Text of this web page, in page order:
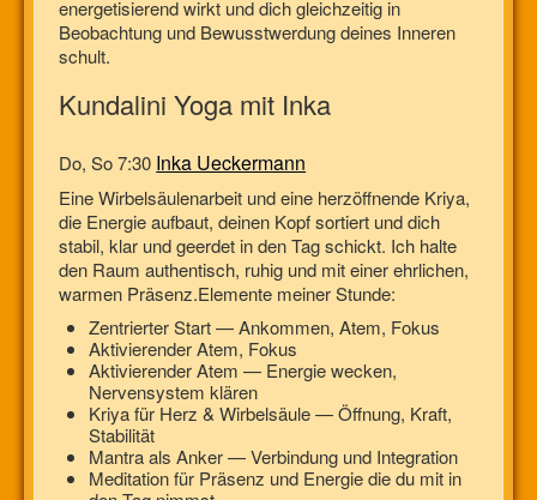
energetisierend wirkt und dich gleichzeitig in
Beobachtung und Bewusstwerdung deines Inneren
schult.
Kundalini Yoga mit Inka
Do, So 7:30 Inka Ueckermann
Eine Wirbelsäulenarbeit und eine herzöffnende Kriya,
die Energie aufbaut, deinen Kopf sortiert und dich
stabil, klar und geerdet in den Tag schickt. Ich halte
den Raum authentisch, ruhig und mit einer ehrlichen,
warmen Präsenz.Elemente meiner Stunde:
Zentrierter Start — Ankommen, Atem, Fokus
Aktivierender Atem, Fokus
Aktivierender Atem — Energie wecken,
Nervensystem klären
Kriya für Herz & Wirbelsäule — Öffnung, Kraft,
Stabilität
Mantra als Anker — Verbindung und Integration
Meditation für Präsenz und Energie die du mit in